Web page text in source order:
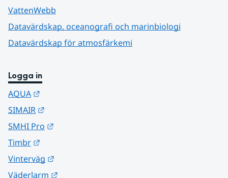
VattenWebb
Datavärdskap, oceanografi och marinbiologi
Datavärdskap för atmosfärkemi
Logga in
AQUA
SIMAIR
SMHI Pro
Timbr
Vinterväg
Väderlarm